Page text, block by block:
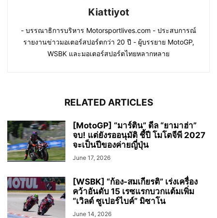
Kiattiyot
- บรรณาธิการบริหาร Motorsportlives.com - ประสบการณ์
รายงานข่าวมอเตอร์สปอร์ตกว่า 20 ปี - ผู้บรรยาย MotoGP,
WSBK และมอเตอร์สปอร์ตไทยหลากหลาย
RELATED ARTICLES
[MotoGP] “มาร์ติน” ดีล “ยามาฮ่า”
จบ! แต่ยังรออนุมัติ ชี้ปี โมโตจีพี 2027
จะเป็นปีของค่ายญี่ปุ่น
June 17, 2026
[WSBK] “ก้อง-สมเกียรติ” เร่งเครื่อง
คว้าอันดับ 15 เรซแรกบวกแต้มเพิ่ม
“เวิลด์ ซูเปอร์ไบค์” มิซาโน
June 14, 2026